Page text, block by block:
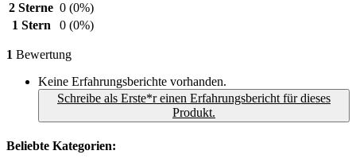
2 Sterne 0 (0%)
1 Stern
0 (0%)
1 Bewertung
Keine Erfahrungsberichte vorhanden.
Schreibe als Erste*r einen Erfahrungsbericht für dieses
Produkt.
Beliebte Kategorien: